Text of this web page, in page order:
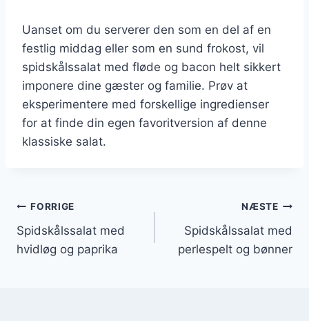
Uanset om du serverer den som en del af en
festlig middag eller som en sund frokost, vil
spidskålssalat med fløde og bacon helt sikkert
imponere dine gæster og familie. Prøv at
eksperimentere med forskellige ingredienser
for at finde din egen favoritversion af denne
klassiske salat.
Indlægsnavigation
FORRIGE
Spidskålssalat med
hvidløg og paprika
NÆSTE
Spidskålssalat med
perlespelt og bønner